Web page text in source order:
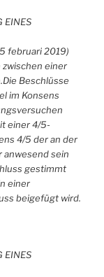
EINES
februari 2019)
einer
Beschlüsse
im Konsens
einer 4/5-
4/5 der an der
sein
gestimmt
einer
beigefügt wird.
EINES